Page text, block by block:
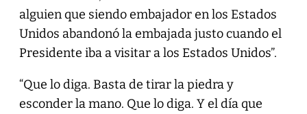
alguien que siendo embajador en los Estados
Unidos abandonó la embajada justo cuando el
Presidente iba a visitar a los Estados Unidos”.
“Que lo diga. Basta de tirar la piedra y
esconder la mano. Que lo diga. Y el día que